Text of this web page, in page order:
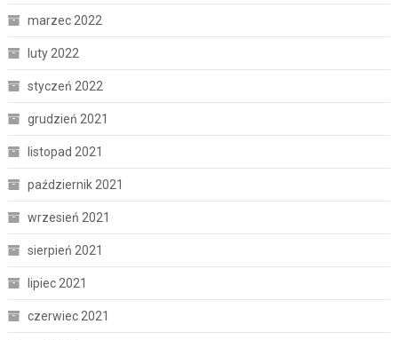
marzec 2022
luty 2022
styczeń 2022
grudzień 2021
listopad 2021
październik 2021
wrzesień 2021
sierpień 2021
lipiec 2021
czerwiec 2021